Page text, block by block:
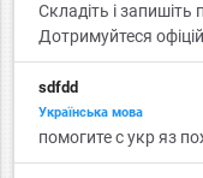
Складіть і запишіть
Дотримуйтеся
sdfdd
Українська мова
помогите с укр яз